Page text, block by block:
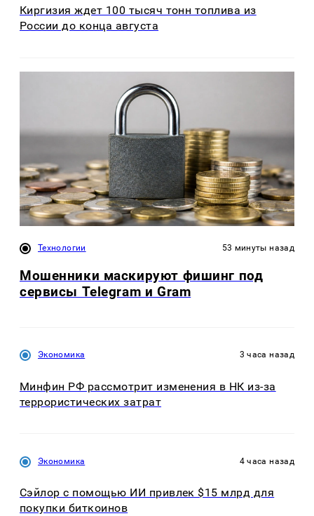
Киргизия ждет 100 тысяч тонн топлива из
России до конца августа
Технологии 53 минуты назад
Мошенники маскируют фишинг под
сервисы Telegram и Gram
Экономика 3 часа назад
Минфин РФ рассмотрит изменения в НК из-за
террористических затрат
Экономика 4 часа назад
Сэйлор с помощью ИИ привлек $15 млрд для
покупки биткоинов